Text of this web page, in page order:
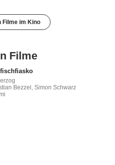
Filme im Kino
Filme
Bezzel, Simon Schwarz